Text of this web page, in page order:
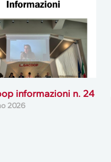
informazioni n. 24
2026